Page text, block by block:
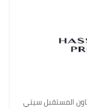
المستقبل سيتي